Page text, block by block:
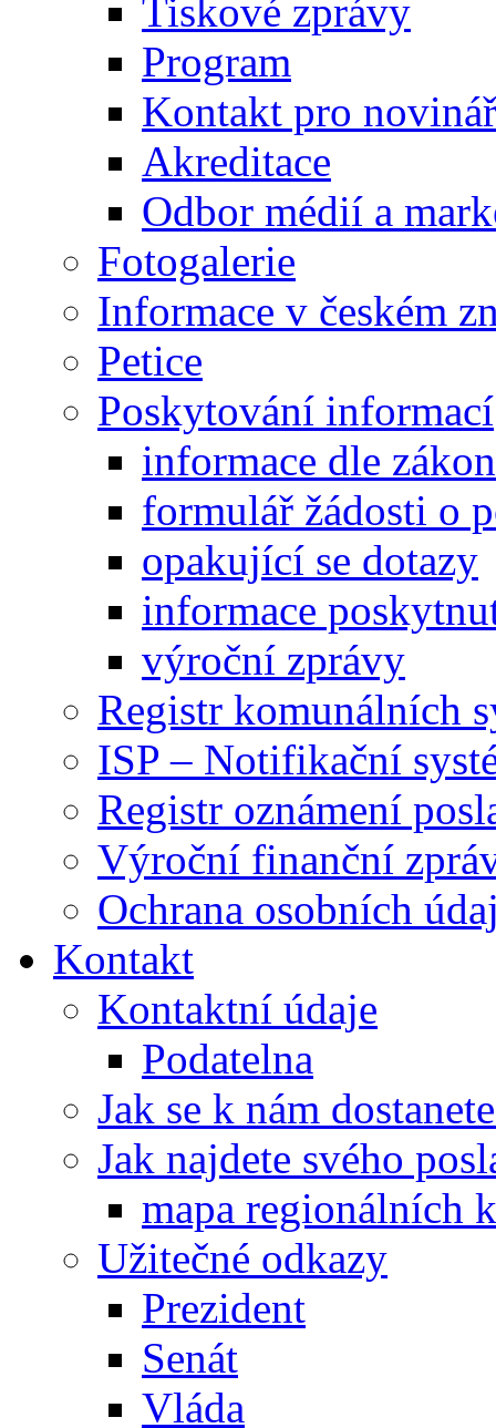
Tiskové zprávy
Program
Kontakt pro
Akreditace
Odbor médií a
Fotogalerie
Informace v českém
Petice
Poskytování informací
informace dle
formulář žádosti o
opakující se dotazy
informace
výroční zprávy
Registr komunálních
ISP – Notifikační
Registr oznámení
Výroční finanční
Ochrana osobních
Kontakt
Kontaktní údaje
Podatelna
Jak se k nám
Jak najdete svého
mapa regionálních
Užitečné odkazy
Prezident
Senát
Vláda